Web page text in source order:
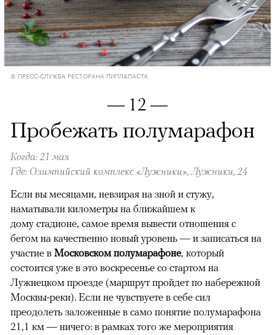
© ПРЕСС-СЛУЖБА РЕСТОРАНА ПИПЛ&ПАСТА
— 12 —
Пробежать полумарафон
Когда: 21 мая
Где: Олимпийский комплекс «Лужники», Лужники, 24
Если вы месяцами, невзирая на зной и стужу,
наматывали километры на ближайшем к
дому стадионе, самое время вывести отношения с
бегом на качественно новый уровень — и записаться на
участие в Московском полумарафоне, который
состоится уже в это воскресенье со стартом на
Лужнецком проезде (маршрут пройдет по набережной
Москвы-реки). Если не чувствуете в себе сил
преодолеть заложенные в само понятие полумарафона
21,1 км — ничего: в рамках того же мероприятия